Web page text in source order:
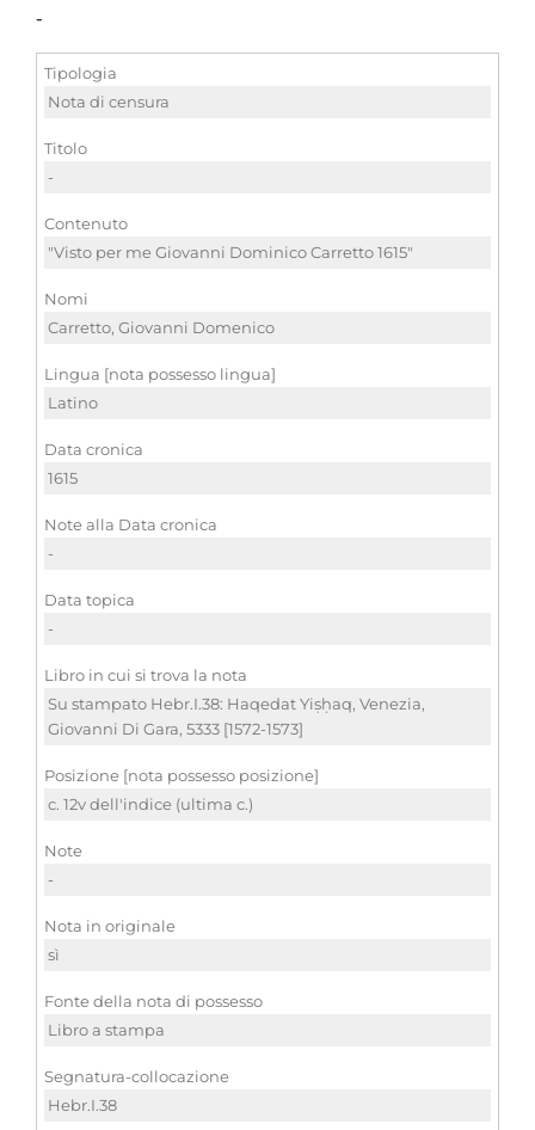
-
Tipologia
Nota di censura
Titolo
-
Contenuto
"Visto per me Giovanni Dominico Carretto 1615"
Nomi
Carretto, Giovanni Domenico
Lingua [nota possesso lingua]
Latino
Data cronica
1615
Note alla Data cronica
-
Data topica
-
Libro in cui si trova la nota
Su stampato Hebr.I.38: Haqedat Yiṣḥaq, Venezia,
Giovanni Di Gara, 5333 [1572-1573]
Posizione [nota possesso posizione]
c. 12v dell'indice (ultima c.)
Note
-
Nota in originale
sì
Fonte della nota di possesso
Libro a stampa
Segnatura-collocazione
Hebr.I.38